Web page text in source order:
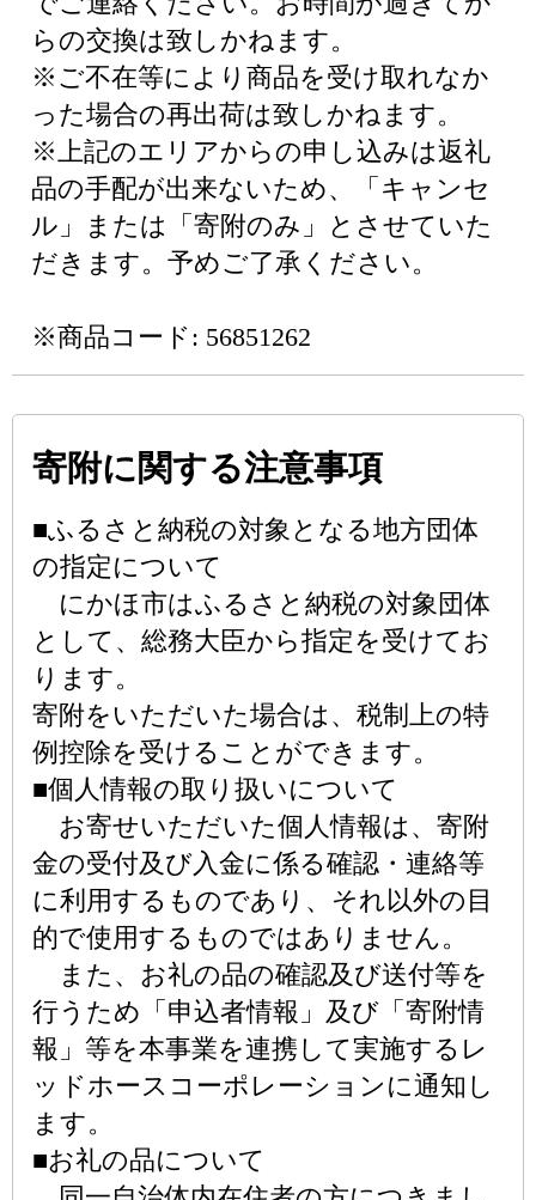
らの交換は致しかねます。
※ご不在等により商品を受け取れなか
った場合の再出荷は致しかねます。
※上記のエリアからの申し込みは返礼
品の手配が出来ないため、「キャンセ
ル」または「寄附のみ」とさせていた
だきます。予めご了承ください。
※商品コード: 56851262
寄附に関する注意事項
■ふるさと納税の対象となる地方団体
の指定について
にかほ市はふるさと納税の対象団体
として、総務大臣から指定を受けてお
ります。
寄附をいただいた場合は、税制上の特
例控除を受けることができます。
■個人情報の取り扱いについて
お寄せいただいた個人情報は、寄附
金の受付及び入金に係る確認・連絡等
に利用するものであり、それ以外の目
的で使用するものではありません。
また、お礼の品の確認及び送付等を
行うため「申込者情報」及び「寄附情
報」等を本事業を連携して実施するレ
ッドホースコーポレーションに通知し
ます。
■お礼の品について